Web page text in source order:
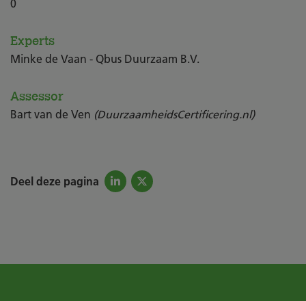
0
Experts
Minke de Vaan - Qbus Duurzaam B.V.
Assessor
Bart van de Ven (DuurzaamheidsCertificering.nl)
Deel deze pagina